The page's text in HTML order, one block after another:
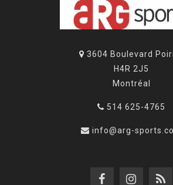
3604 Boulevard
H4R 2J5
Montréal
514 625-4765
info@arg-